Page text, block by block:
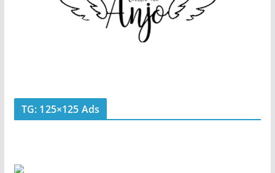
TG: 125×125 Ads